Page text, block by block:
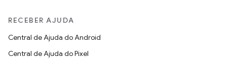
RECEBER AJUDA
Central de Ajuda do Android
Central de Ajuda do Pixel